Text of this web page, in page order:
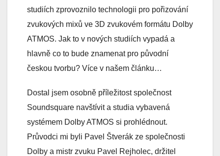
studiích zprovoznilo technologii pro pořizování
zvukových mixů ve 3D zvukovém formátu Dolby
ATMOS. Jak to v nových studiích vypadá a
hlavně co to bude znamenat pro původní
českou tvorbu? Více v našem článku…
Dostal jsem osobně příležitost společnost
Soundsquare navštívit a studia vybavená
systémem Dolby ATMOS si prohlédnout.
Průvodci mi byli Pavel Štverák ze společnosti
Dolby a mistr zvuku Pavel Rejholec, držitel